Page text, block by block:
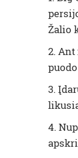
Žalio
2.
3.
4.